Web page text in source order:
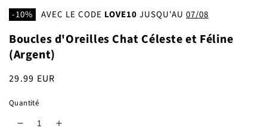
-10% AVEC LE CODE LOVE10 JUSQU'AU 07/08
Boucles d'Oreilles Chat Céleste et Féline
(Argent)
Prix
29.99 EUR
Quantité
Réduire
Augmenter